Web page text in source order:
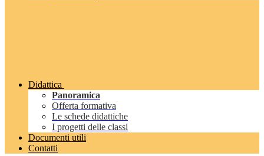
Didattica
Panoramica
Offerta formativa
Le schede didattiche
I progetti delle classi
Documenti utili
Contatti